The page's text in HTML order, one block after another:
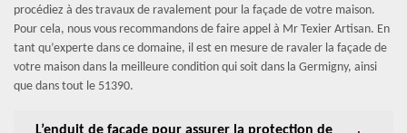
procédiez à des travaux de ravalement pour la façade de votre maison.
Pour cela, nous vous recommandons de faire appel à Mr Texier Artisan. En
tant qu’experte dans ce domaine, il est en mesure de ravaler la façade de
votre maison dans la meilleure condition qui soit dans la Germigny, ainsi
que dans tout le 51390.